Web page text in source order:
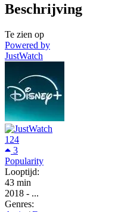
Beschrijving
Te zien op
Powered by
JustWatch
124
3
Popularity
Looptijd:
43 min
2018 - ...
Genres: